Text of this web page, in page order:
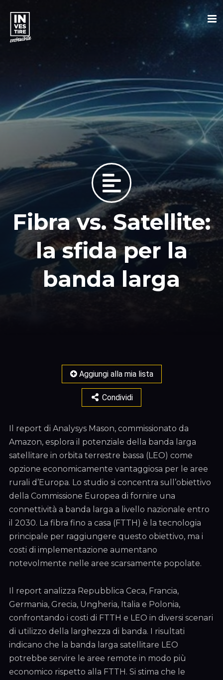
Fibra vs. Satellite:
la sfida per la
banda larga
Aggiungi alla mia lista
Condividi
Il report di Analysys Mason, commissionato da
Amazon, esplora il potenziale della banda larga
satellitare in orbita terrestre bassa (LEO) come
opzione economicamente vantaggiosa per le aree
rurali d’Europa. Lo studio si concentra sull’obiettivo
della Commissione Europea di fornire una
connettività a banda larga a livello nazionale entro
il 2030. La fibra fino a casa (FTTH) è la tecnologia
principale per raggiungere questo obiettivo, ma i
costi di implementazione aumentano
notevolmente nelle aree scarsamente popolate.
Il report analizza Repubblica Ceca, Francia,
Germania, Grecia, Ungheria, Italia e Polonia,
confrontando i costi di FTTH e LEO in diversi scenari
di utilizzo della larghezza di banda. I risultati
indicano che la banda larga satellitare LEO
potrebbe servire le aree remote in modo più
economico rispetto alla FTTH. Si stima che le